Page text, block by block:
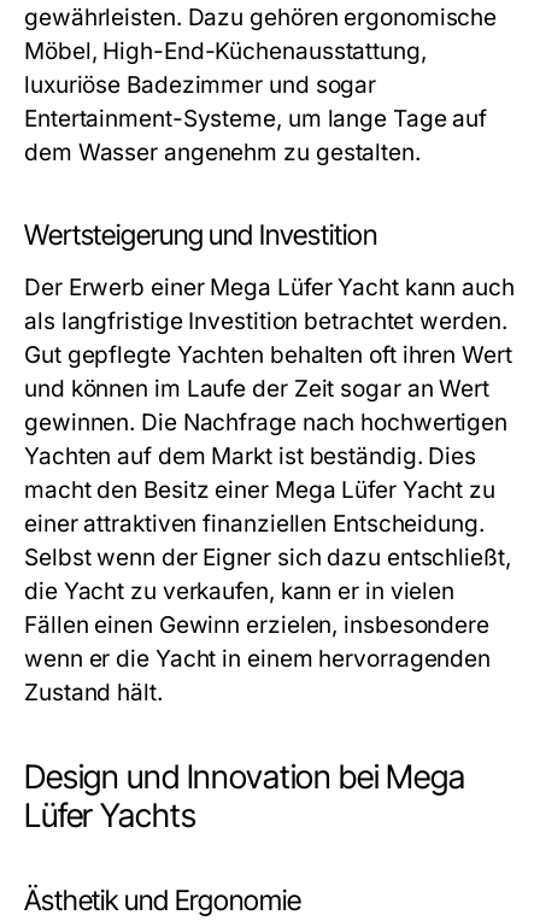
gewährleisten. Dazu gehören ergonomische
Möbel, High-End-Küchenausstattung,
luxuriöse Badezimmer und sogar
Entertainment-Systeme, um lange Tage auf
dem Wasser angenehm zu gestalten.
Wertsteigerung und Investition
Der Erwerb einer Mega Lüfer Yacht kann auch
als langfristige Investition betrachtet werden.
Gut gepflegte Yachten behalten oft ihren Wert
und können im Laufe der Zeit sogar an Wert
gewinnen. Die Nachfrage nach hochwertigen
Yachten auf dem Markt ist beständig. Dies
macht den Besitz einer Mega Lüfer Yacht zu
einer attraktiven finanziellen Entscheidung.
Selbst wenn der Eigner sich dazu entschließt,
die Yacht zu verkaufen, kann er in vielen
Fällen einen Gewinn erzielen, insbesondere
wenn er die Yacht in einem hervorragenden
Zustand hält.
Design und Innovation bei Mega
Lüfer Yachts
Ästhetik und Ergonomie